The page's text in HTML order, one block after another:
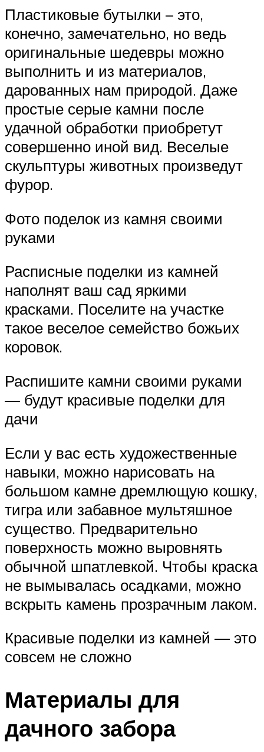
Пластиковые бутылки – это,
конечно, замечательно, но ведь
оригинальные шедевры можно
выполнить и из материалов,
дарованных нам природой. Даже
простые серые камни после
удачной обработки приобретут
совершенно иной вид. Веселые
скульптуры животных произведут
фурор.
Фото поделок из камня своими
руками
Расписные поделки из камней
наполнят ваш сад яркими
красками. Поселите на участке
такое веселое семейство божьих
коровок.
Распишите камни своими руками
— будут красивые поделки для
дачи
Если у вас есть художественные
навыки, можно нарисовать на
большом камне дремлющую кошку,
тигра или забавное мультяшное
существо. Предварительно
поверхность можно выровнять
обычной шпатлевкой. Чтобы краска
не вымывалась осадками, можно
вскрыть камень прозрачным лаком.
Красивые поделки из камней — это
совсем не сложно
Материалы для
дачного забора